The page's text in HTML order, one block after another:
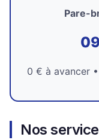
Pare-
0 € à avancer
Nos